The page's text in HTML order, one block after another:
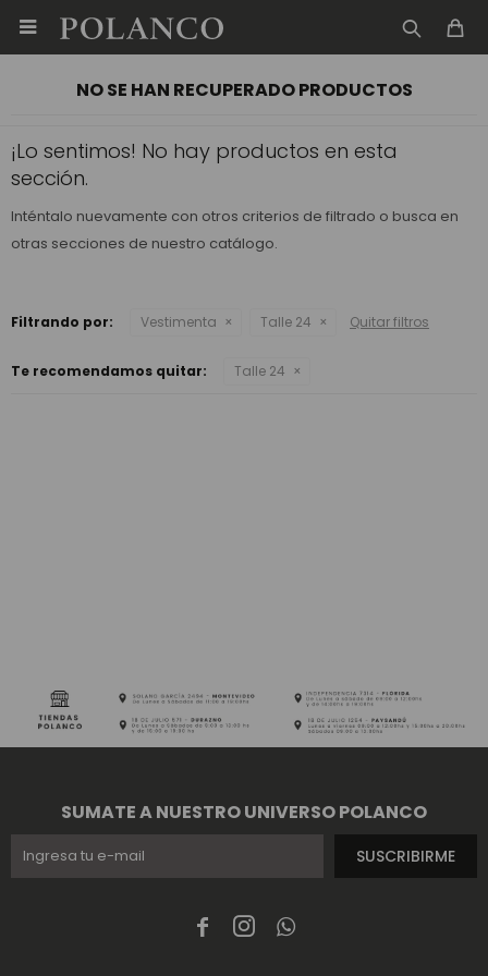

NO SE HAN RECUPERADO PRODUCTOS
¡Lo sentimos! No hay productos en esta
sección.
Inténtalo nuevamente con otros criterios de filtrado o busca en
otras secciones de nuestro catálogo.
Filtrando por: Vestimenta Talle 24 Quitar filtros
Te recomendamos quitar: Talle 24
  
SUMATE A NUESTRO UNIVERSO POLANCO
SUSCRIBIRME